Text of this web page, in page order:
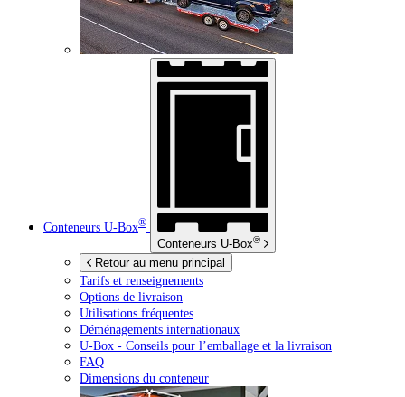
Conteneurs U-Box®
Conteneurs U-Box®
Retour au menu principal
Tarifs et renseignements
Options de livraison
Utilisations fréquentes
Déménagements internationaux
U-Box - Conseils pour l’emballage et la livraison
FAQ
Dimensions du conteneur